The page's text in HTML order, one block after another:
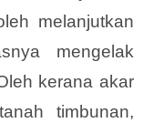
melanjutkan
mengelak
kerana akar
timbunan,